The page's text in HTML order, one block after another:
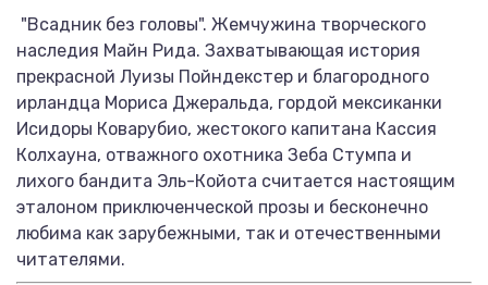
"Всадник без головы". Жемчужина творческого
наследия Майн Рида. Захватывающая история
прекрасной Луизы Пойндекстер и благородного
ирландца Мориса Джеральда, гордой мексиканки
Исидоры Коварубио, жестокого капитана Кассия
Колхауна, отважного охотника Зеба Стумпа и
лихого бандита Эль-Койота считается настоящим
эталоном приключенческой прозы и бесконечно
любима как зарубежными, так и отечественными
читателями.